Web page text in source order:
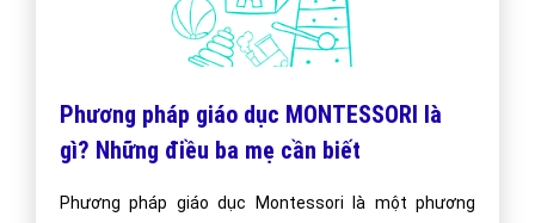
Phương pháp giáo dục MONTESSORI là
gì? Những điều ba mẹ cần biết
Phương pháp giáo dục Montessori là một phương